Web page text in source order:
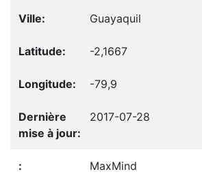
Guayaquil
-2,1667
-79,9
2017-07-28
MaxMind